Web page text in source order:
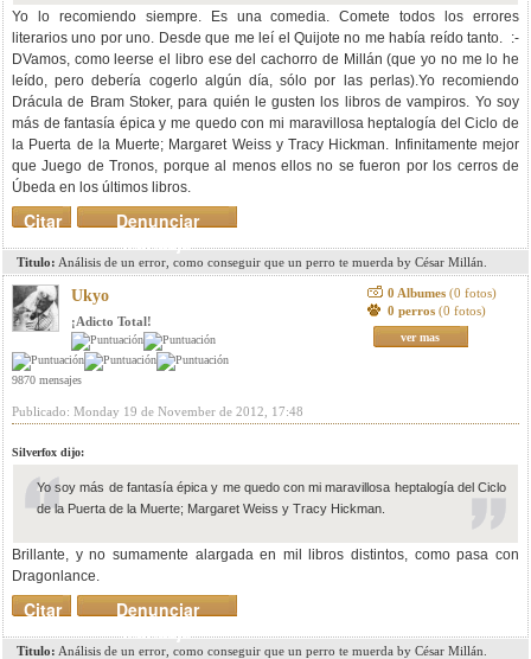
Yo lo recomiendo siempre. Es una comedia. Comete todos los errores
literarios uno por uno. Desde que me leí el Quijote no me había reído tanto. :-
DVamos, como leerse el libro ese del cachorro de Millán (que yo no me lo he
leído, pero debería cogerlo algún día, sólo por las perlas).Yo recomiendo
Drácula de Bram Stoker, para quién le gusten los libros de vampiros. Yo soy
más de fantasía épica y me quedo con mi maravillosa heptalogía del Ciclo de
la Puerta de la Muerte; Margaret Weiss y Tracy Hickman. Infinitamente mejor
que Juego de Tronos, porque al menos ellos no se fueron por los cerros de
Úbeda en los últimos libros.
Denunciar
mensaje
Citar
Titulo: Análisis de un error, como conseguir que un perro te muerda by César Millán.
Ukyo
¡Adicto Total!
9870 mensajes
0 Albumes (0 fotos)
0 perros (0 fotos)
ver mas
Publicado: Monday 19 de November de 2012, 17:48
Silverfox dijo:
Yo soy más de fantasía épica y me quedo con mi maravillosa heptalogía del Ciclo
de la Puerta de la Muerte; Margaret Weiss y Tracy Hickman.
Brillante, y no sumamente alargada en mil libros distintos, como pasa con
Dragonlance.
Denunciar
mensaje
Citar
Titulo: Análisis de un error, como conseguir que un perro te muerda by César Millán.